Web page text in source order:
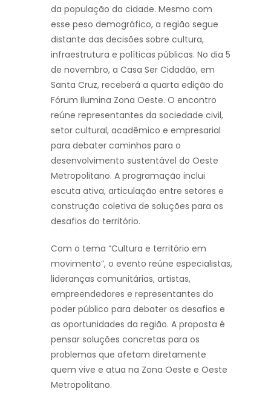
da população da cidade. Mesmo com
esse peso demográfico, a região segue
distante das decisões sobre cultura,
infraestrutura e políticas públicas. No dia 5
de novembro, a Casa Ser Cidadão, em
Santa Cruz, receberá a quarta edição do
Fórum Ilumina Zona Oeste. O encontro
reúne representantes da sociedade civil,
setor cultural, acadêmico e empresarial
para debater caminhos para o
desenvolvimento sustentável do Oeste
Metropolitano. A programação inclui
escuta ativa, articulação entre setores e
construção coletiva de soluções para os
desafios do território.
Com o tema “Cultura e território em
movimento”, o evento reúne especialistas,
lideranças comunitárias, artistas,
empreendedores e representantes do
poder público para debater os desafios e
as oportunidades da região. A proposta é
pensar soluções concretas para os
problemas que afetam diretamente
quem vive e atua na Zona Oeste e Oeste
Metropolitano.